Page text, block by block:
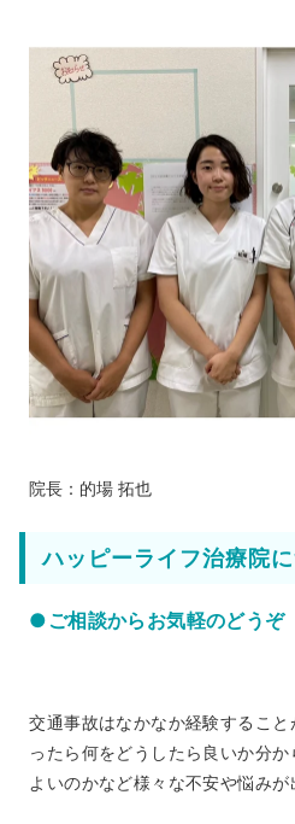
院長：的場 拓也
ハッピーライフ治療院
●ご相談からお気軽のどうぞ
交通事故はなかなか経験すること
ったら何をどうしたら良いか分
よいのかなど様々な不安や悩みが